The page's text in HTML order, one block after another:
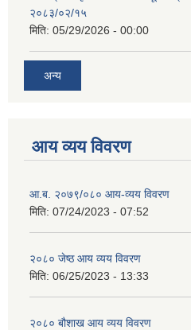
२०८३/०२/१५
मिति: 05/29/2026 - 00:00
अन्य
आय व्यय विवरण
आ.ब. २०७९/०८० आय-व्यय विवरण
मिति: 07/24/2023 - 07:52
२०८० जेष्ठ आय व्यय विवरण
मिति: 06/25/2023 - 13:33
२०८० बौशाख आय व्यय विवरण